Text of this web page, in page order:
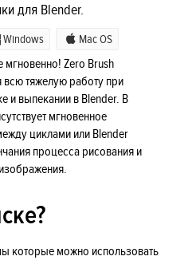
для Blender.
Windows Mac OS
мгновенно! Zero Brush
всю тяжелую работу при
и выпекании в Blender. В
мгновенное
циклами или Blender
процесса рисования и
которые можно использовать